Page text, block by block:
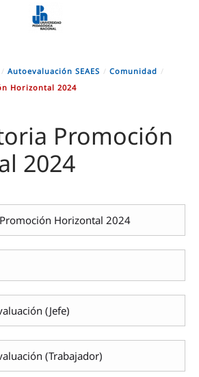
Autoevaluación SEAES
Comunidad
Horizontal 2024
Promoción
2024
Horizontal 2024
(Jefe)
(Trabajador)